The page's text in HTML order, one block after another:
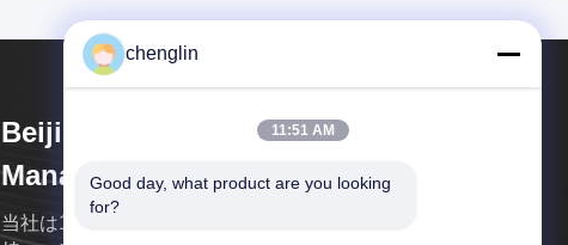
Beijing Silk Road Enterprise
Management Services Co.,LTD
当社は10年以上ものパッケージデザインと製造経験を
chenglin
11:51 AM
Good day, what product are you looking
for?